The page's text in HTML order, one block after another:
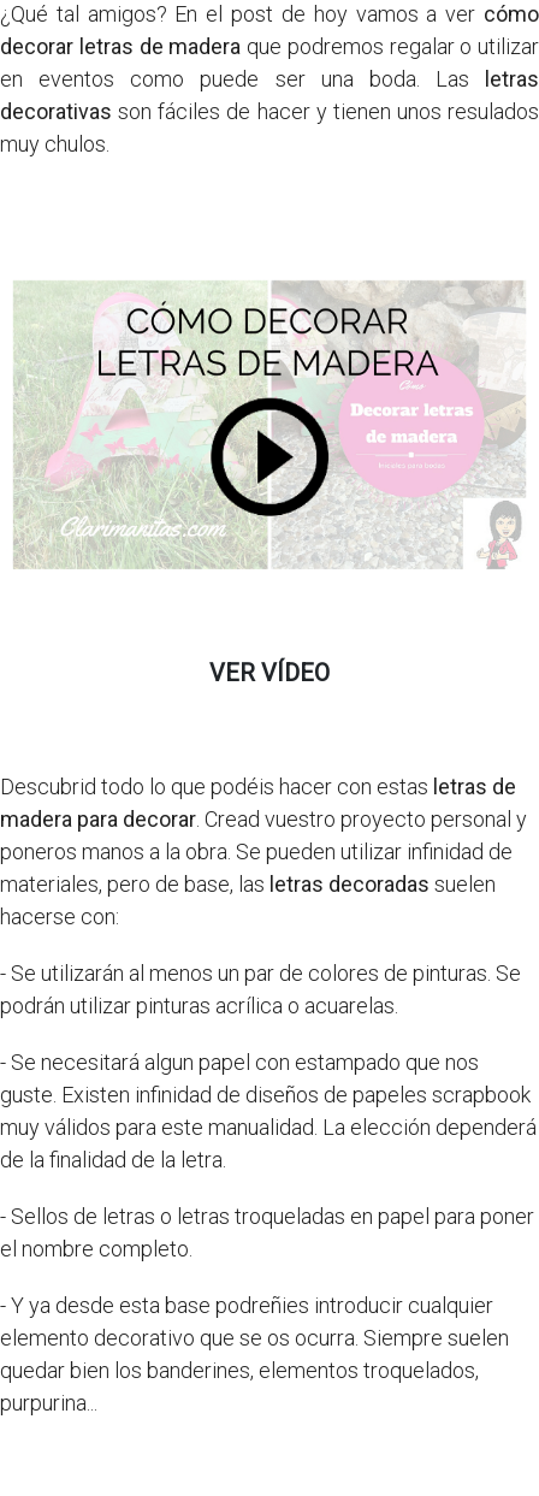
¿Qué tal amigos? En el post de hoy vamos a ver cómo
decorar letras de madera que podremos regalar o utilizar
en eventos como puede ser una boda. Las
letras
decorativas son fáciles de hacer y tienen unos resulados
muy chulos.
VER VÍDEO
Descubrid todo lo que podéis hacer con estas letras de
madera para decorar . Cread vuestro proyecto personal y
poneros manos a la obra. Se pueden utilizar infinidad de
materiales, pero de base, las letras decoradas suelen
hacerse con:
- Se utilizarán al menos un par de colores de pinturas. Se
podrán utilizar pinturas acrílica o acuarelas.
- Se necesitará algun papel con estampado que nos
guste. Existen infinidad de diseños de papeles scrapbook
muy válidos para este manualidad. La elección dependerá
de la finalidad de la letra.
- Sellos de letras o letras troqueladas en papel para poner
el nombre completo.
- Y ya desde esta base podreñies introducir cualquier
elemento decorativo que se os ocurra. Siempre suelen
quedar bien los banderines, elementos troquelados,
purpurina...